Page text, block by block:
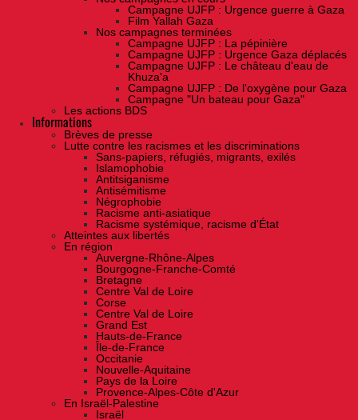
Campagne UJFP : Urgence guerre à Gaza
Film Yallah Gaza
Nos campagnes terminées
Campagne UJFP : La pépinière
Campagne UJFP : Urgence Gaza déplacés
Campagne UJFP : Le château d'eau de
Khuza'a
Campagne UJFP : De l'oxygène pour Gaza
Campagne "Un bateau pour Gaza"
Les actions BDS
Informations
Brèves de presse
Lutte contre les racismes et les discriminations
Sans-papiers, réfugiés, migrants, exilés
Islamophobie
Antitsiganisme
Antisémitisme
Négrophobie
Racisme anti-asiatique
Racisme systémique, racisme d'État
Atteintes aux libertés
En région
Auvergne-Rhône-Alpes
Bourgogne-Franche-Comté
Bretagne
Centre Val de Loire
Corse
Centre Val de Loire
Grand Est
Hauts-de-France
Île-de-France
Occitanie
Nouvelle-Aquitaine
Pays de la Loire
Provence-Alpes-Côte d'Azur
En Israël-Palestine
Israël